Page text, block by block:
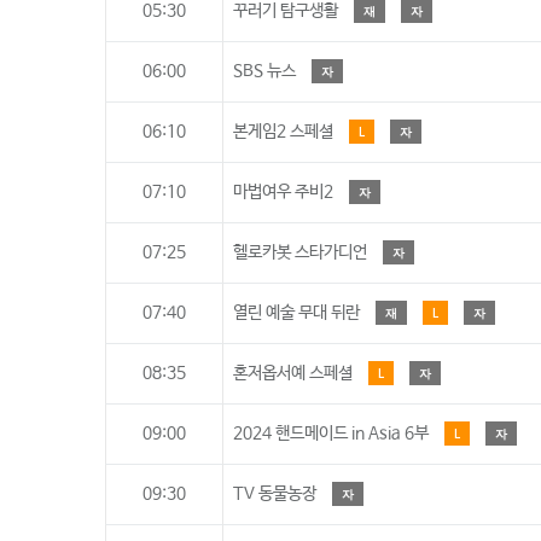
05:30 꾸러기 탐구생활 재 자
06:00 SBS 뉴스 자
06:10 본게임2 스페셜 L 자
07:10 마법여우 주비2 자
07:25 헬로카봇 스타가디언 자
07:40 열린 예술 무대 뒤란 재 L 자
08:35 혼저옵서예 스페셜 L 자
09:00 2024 핸드메이드 in Asia 6부 L 자
09:30 TV 동물농장 자